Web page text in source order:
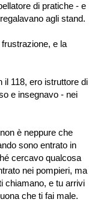
di pratiche - e
agli stand.
e la
il 118, ero istruttore di
e insegnavo - nei
è neppure che
sono entrato in
cercavo qualcosa
nei pompieri, ma
chiamano, e tu arrivi
che ti fai male.